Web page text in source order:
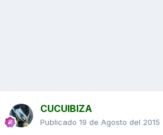
CUCUIBIZA
Publicado 19 de Agosto del 2015